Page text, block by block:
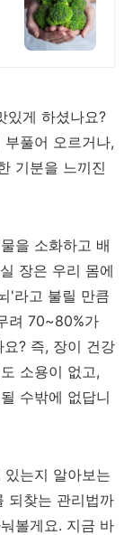
있게 하셨나요?
풀어 오르거나,
기분을 느끼진
을 소화하고 배
장은 우리 몸에
'라고 불릴 만큼
려 70~80%가
? 즉, 장이 건강
소용이 없고,
수밖에 없답니
는지 알아보는
되찾는 관리법까
볼게요. 지금 바